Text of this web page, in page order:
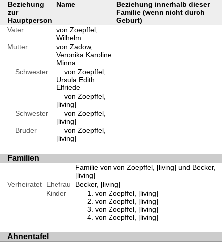
Beziehung
zur
Hauptperson
Name
Beziehung innerhalb dieser
Familie (wenn nicht durch
Geburt)
Vater
von Zoepffel,
Wilhelm
Mutter
von Zadow,
Veronika Karoline
Minna
Schwester
von Zoepffel,
Ursula Edith
Elfriede
von Zoepffel,
[living]
Schwester
von Zoepffel,
[living]
Bruder
von Zoepffel,
[living]
Familien
Familie von von Zoepffel, [living] und Becker,
[living]
Verheiratet
Ehefrau
Becker, [living]
Kinder
von Zoepffel, [living]
von Zoepffel, [living]
von Zoepffel, [living]
von Zoepffel, [living]
Ahnentafel